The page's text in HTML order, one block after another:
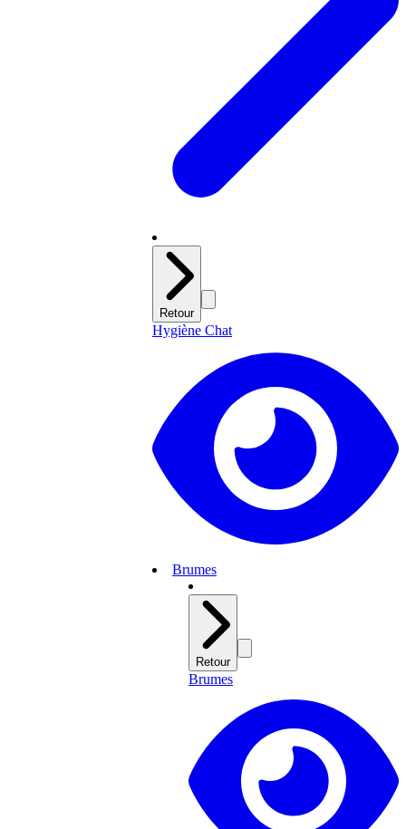
Retour
Hygiène Chat
Brumes
Retour
Brumes